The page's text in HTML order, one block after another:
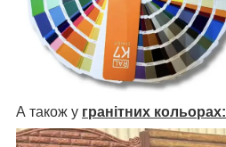
А також у гранітних кольорах: